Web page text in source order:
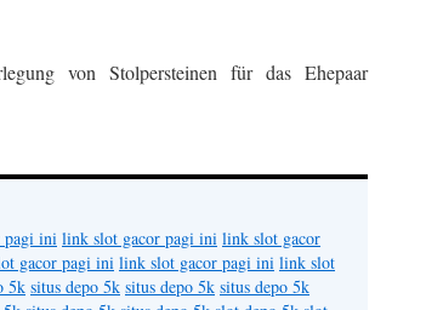
von Stolpersteinen für das Ehepaar
pagi ini link slot gacor pagi ini link slot gacor
gacor pagi ini link slot gacor pagi ini link slot
5k situs depo 5k situs depo 5k situs depo 5k